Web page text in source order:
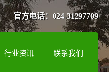
官方电话：024-31297709
行业资讯 联系我们